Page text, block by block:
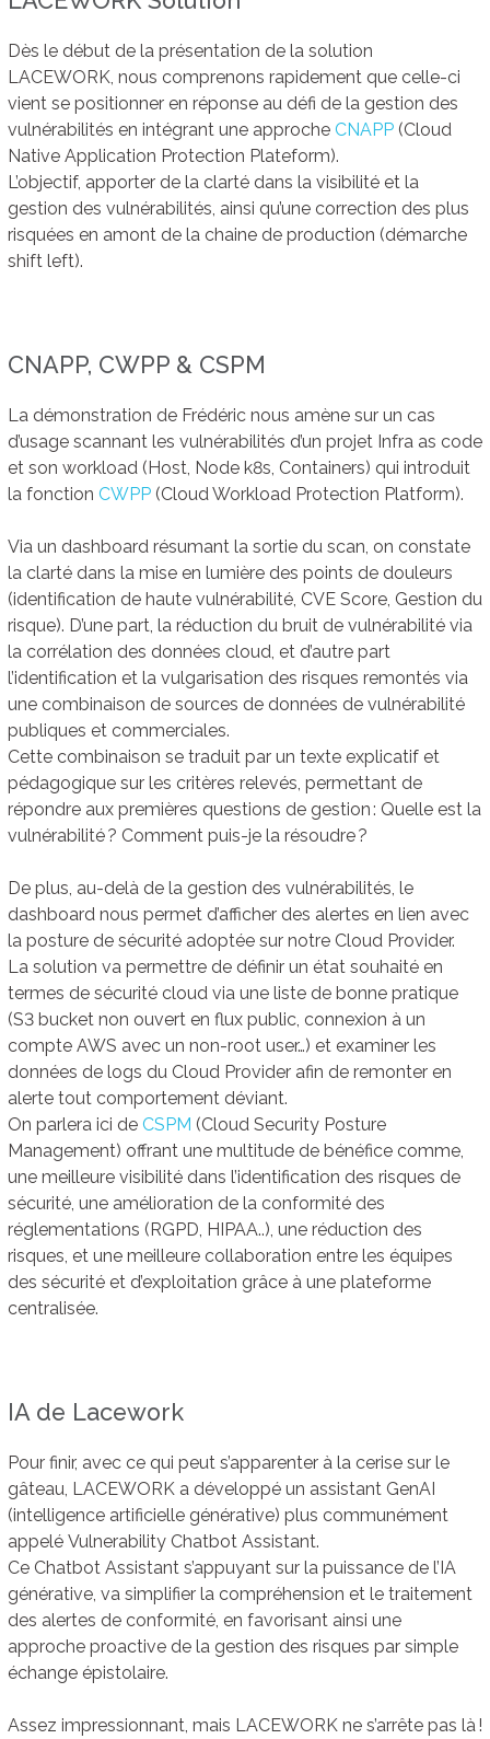
Dès le début de la présentation de la solution
LACEWORK, nous comprenons rapidement que celle-ci
vient se positionner en réponse au défi de la gestion des
vulnérabilités en intégrant une approche CNAPP (Cloud
Native Application Protection Plateform).
L’objectif, apporter de la clarté dans la visibilité et la
gestion des vulnérabilités, ainsi qu’une correction des plus
risquées en amont de la chaine de production (démarche
shift left).
CNAPP, CWPP & CSPM
La démonstration de Frédéric nous amène sur un cas
d’usage scannant les vulnérabilités d’un projet Infra as code
et son workload (Host, Node k8s, Containers) qui introduit
la fonction CWPP (Cloud Workload Protection Platform).
Via un dashboard résumant la sortie du scan, on constate
la clarté dans la mise en lumière des points de douleurs
(identification de haute vulnérabilité, CVE Score, Gestion du
risque). D’une part, la réduction du bruit de vulnérabilité via
la corrélation des données cloud, et d’autre part
l’identification et la vulgarisation des risques remontés via
une combinaison de sources de données de vulnérabilité
publiques et commerciales.
Cette combinaison se traduit par un texte explicatif et
pédagogique sur les critères relevés, permettant de
répondre aux premières questions de gestion : Quelle est la
vulnérabilité ? Comment puis-je la résoudre ?
De plus, au-delà de la gestion des vulnérabilités, le
dashboard nous permet d’afficher des alertes en lien avec
la posture de sécurité adoptée sur notre Cloud Provider.
La solution va permettre de définir un état souhaité en
termes de sécurité cloud via une liste de bonne pratique
(S3 bucket non ouvert en flux public, connexion à un
compte AWS avec un non-root user…) et examiner les
données de logs du Cloud Provider afin de remonter en
alerte tout comportement déviant.
On parlera ici de CSPM (Cloud Security Posture
Management) offrant une multitude de bénéfice comme,
une meilleure visibilité dans l’identification des risques de
sécurité, une amélioration de la conformité des
réglementations (RGPD, HIPAA..), une réduction des
risques, et une meilleure collaboration entre les équipes
des sécurité et d’exploitation grâce à une plateforme
centralisée.
IA de Lacework
Pour finir, avec ce qui peut s’apparenter à la cerise sur le
gâteau, LACEWORK a développé un assistant GenAI
(intelligence artificielle générative) plus communément
appelé Vulnerability Chatbot Assistant.
Ce Chatbot Assistant s’appuyant sur la puissance de l’IA
générative, va simplifier la compréhension et le traitement
des alertes de conformité, en favorisant ainsi une
approche proactive de la gestion des risques par simple
échange épistolaire.
Assez impressionnant, mais LACEWORK ne s’arrête pas là !